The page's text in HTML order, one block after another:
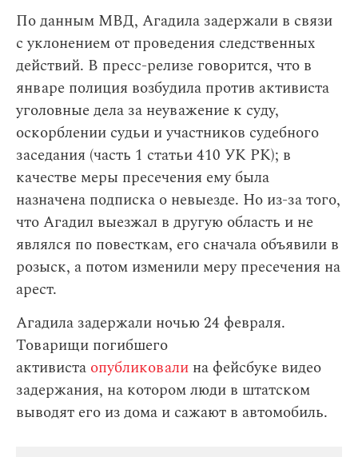
По данным МВД, Агадила задержали в связи
с уклонением от проведения следственных
действий. В пресс-релизе говорится, что в
январе полиция возбудила против активиста
уголовные дела за неуважение к суду,
оскорблении судьи и участников судебного
заседания (часть 1 статьи 410 УК РК); в
качестве меры пресечения ему была
назначена подписка о невыезде. Но из-за того,
что Агадил выезжал в другую область и не
являлся по повесткам, его сначала объявили в
розыск, а потом изменили меру пресечения на
арест.
Агадила задержали ночью 24 февраля.
Товарищи погибшего
активиста опубликовали на фейсбуке видео
задержания, на котором люди в штатском
выводят его из дома и сажают в автомобиль.